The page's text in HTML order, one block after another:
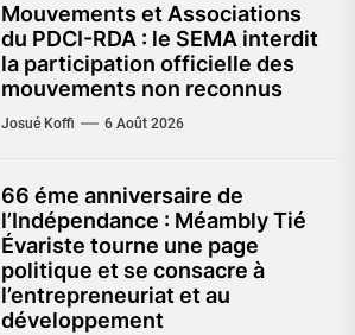
Mouvements et Associations
du PDCI-RDA : le SEMA interdit
la participation officielle des
mouvements non reconnus
Josué Koffi 6 Août 2026
66 éme anniversaire de
l’Indépendance : Méambly Tié
Évariste tourne une page
politique et se consacre à
l’entrepreneuriat et au
développement